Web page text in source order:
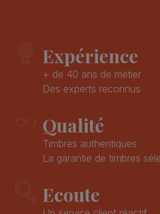
Expérience
+ de 40 ans de métier
Des experts reconnus
Qualité
Timbres authentiques
La garantie de timbres
Ecoute